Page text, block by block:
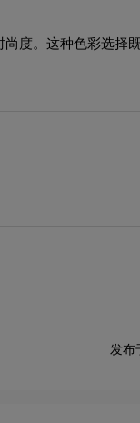
度。这种色彩选择
发布